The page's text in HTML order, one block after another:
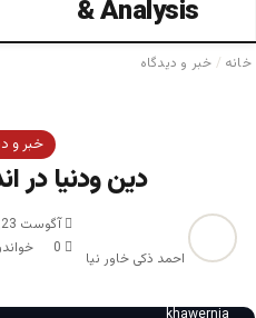
خانه / خبر و دیدگاه
خبر و
دین ودنیا در
احمد ذکی خاور نیا
آگوست 23, 2015
0
خواندن